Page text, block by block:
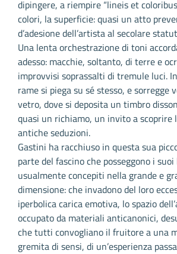
dipingere, a riempire “lineis et
colori, la superficie: quasi un atto
d’adesione dell’artista al secolare
Una lenta orchestrazione di toni
adesso: macchie, soltanto, di terre e
improvvisi soprassalti di tremule luci.
rame si piega su sé stesso, e sorregge
vetro, dove si deposita un timbro
quasi un richiamo, un invito a scoprire
antiche seduzioni.
Gastini ha racchiuso in questa sua
parte del fascino che posseggono i
usualmente concepiti nella grande e
dimensione: che invadono del loro
iperbolica carica emotiva, lo spazio
occupato da materiali anticanonici,
che tutti convogliano il fruitore a una
gremita di sensi, di un’esperienza